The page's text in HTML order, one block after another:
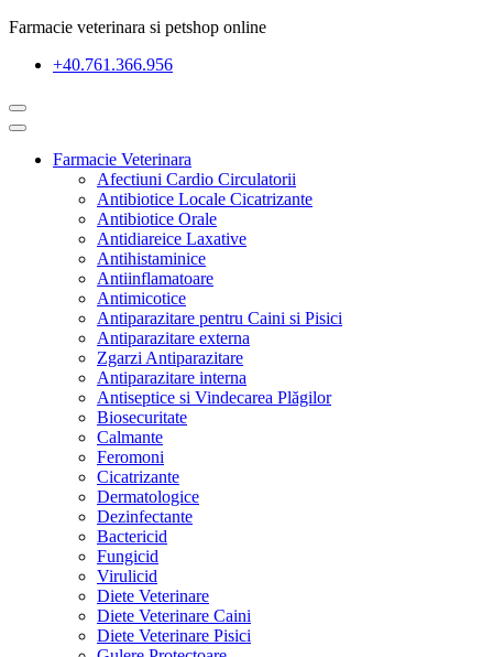
Farmacie veterinara si petshop online
+40.761.366.956
Farmacie Veterinara
Afectiuni Cardio Circulatorii
Antibiotice Locale Cicatrizante
Antibiotice Orale
Antidiareice Laxative
Antihistaminice
Antiinflamatoare
Antimicotice
Antiparazitare pentru Caini si Pisici
Antiparazitare externa
Zgarzi Antiparazitare
Antiparazitare interna
Antiseptice si Vindecarea Plăgilor
Biosecuritate
Calmante
Feromoni
Cicatrizante
Dermatologice
Dezinfectante
Bactericid
Fungicid
Virulicid
Diete Veterinare
Diete Veterinare Caini
Diete Veterinare Pisici